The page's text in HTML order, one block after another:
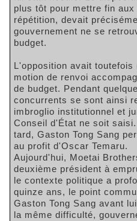
plus tôt pour mettre fin
répétition, devait
gouvernement ne se
budget.
L'opposition avait toutefois
motion de renvoi
de budget. Pendant
concurrents se sont ainsi
imbroglio institutionnel et
Conseil d'État ne soit
tard, Gaston Tong Sang
au profit d'Oscar Temaru.
Aujourd'hui, Moetai
deuxième président à
le contexte politique a
quinze ans, le point
Gaston Tong Sang avant
la même difficulté,